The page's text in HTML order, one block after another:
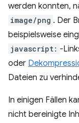
werden konnten,
image/png . Der
beispielsweise
javascript: -
oder
Dateien zu
In einigen Fällen
nicht bereinigte